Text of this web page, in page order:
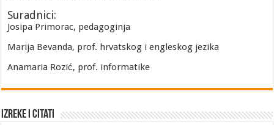
Suradnici:
Josipa Primorac, pedagoginja
Marija Bevanda, prof. hrvatskog i engleskog jezika
Anamaria Rozić, prof. informatike
Izreke i Citati